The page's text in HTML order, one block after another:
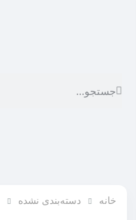
خانه دسته‌بندی نشده